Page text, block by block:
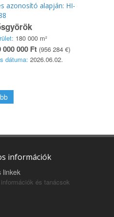
azonosító alapján: HI-
180 000 m²
000 000 Ft(956 284 €)
dátuma: 2026.06.02.
információk
linkek
és tanácsok